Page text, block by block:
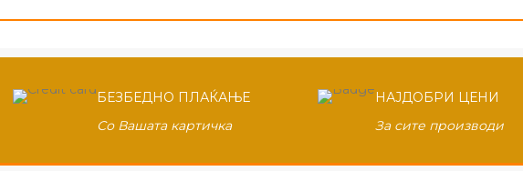
БЕЗБЕДНО ПЛАЌАЊЕ
Со Вашата картичка
НАЈДОБРИ ЦЕНИ
За сите производи